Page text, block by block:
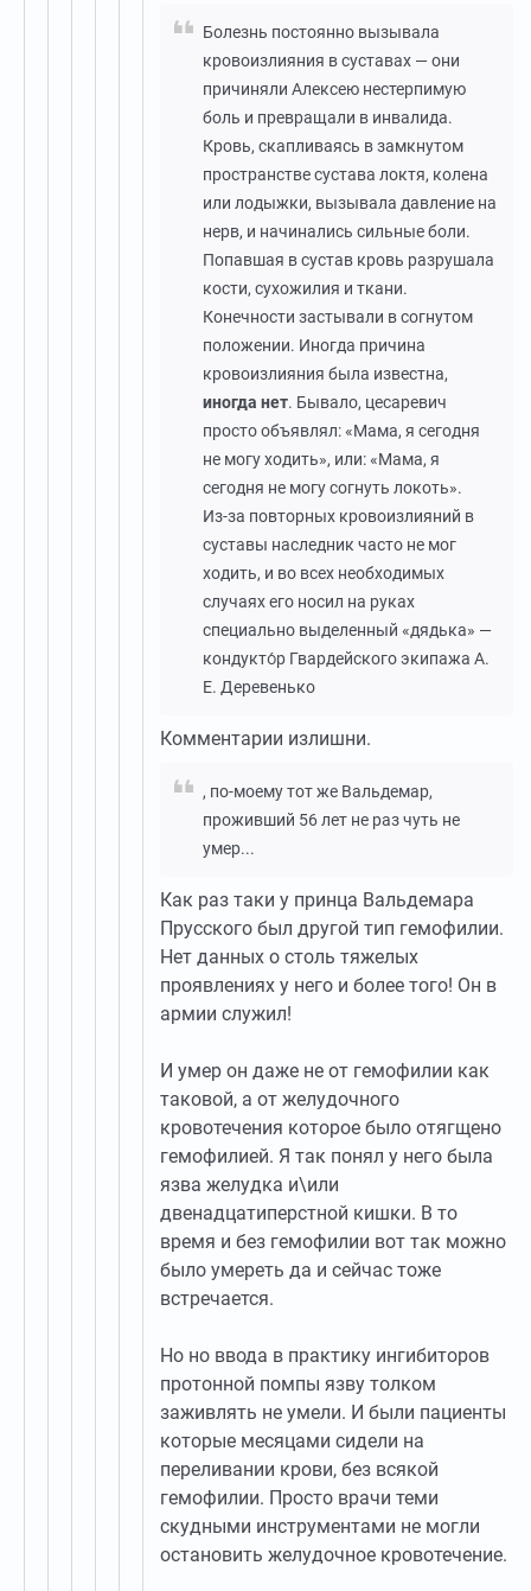
Болезнь постоянно вызывала
кровоизлияния в суставах — они
причиняли Алексею нестерпимую
боль и превращали в инвалида.
Кровь, скапливаясь в замкнутом
пространстве сустава локтя, колена
или лодыжки, вызывала давление на
нерв, и начинались сильные боли.
Попавшая в сустав кровь разрушала
кости, сухожилия и ткани.
Конечности застывали в согнутом
положении. Иногда причина
кровоизлияния была известна,
иногда нет. Бывало, цесаревич
просто объявлял: «Мама, я сегодня
не могу ходить», или: «Мама, я
сегодня не могу согнуть локоть».
Из-за повторных кровоизлияний в
суставы наследник часто не мог
ходить, и во всех необходимых
случаях его носил на руках
специально выделенный «дядька» —
кондукто́р Гвардейского экипажа А.
Е. Деревенько
Комментарии излишни.
, по-моему тот же Вальдемар,
проживший 56 лет не раз чуть не
умер...
Как раз таки у принца Вальдемара
Прусского был другой тип гемофилии.
Нет данных о столь тяжелых
проявлениях у него и более того! Он в
армии служил!
И умер он даже не от гемофилии как
таковой, а от желудочного
кровотечения которое было отягщено
гемофилией. Я так понял у него была
язва желудка и\или
двенадцатиперстной кишки. В то
время и без гемофилии вот так можно
было умереть да и сейчас тоже
встречается.
Но но ввода в практику ингибиторов
протонной помпы язву толком
заживлять не умели. И были пациенты
которые месяцами сидели на
переливании крови, без всякой
гемофилии. Просто врачи теми
скудными инструментами не могли
остановить желудочное кровотечение.